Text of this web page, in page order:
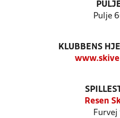
Pulje
KLUBBENS
Resen
Furvej